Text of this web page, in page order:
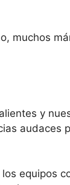
muchos
y
audaces
equipos